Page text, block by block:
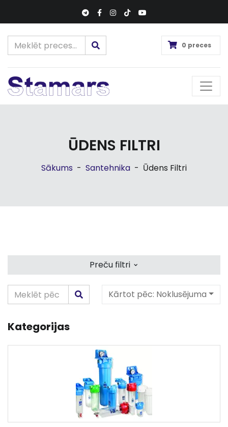
0 preces
ŪDENS FILTRI
Sākums - Santehnika - Ūdens Filtri
Preču filtri ⌄
Kārtot pēc: Noklusējuma
Kategorijas